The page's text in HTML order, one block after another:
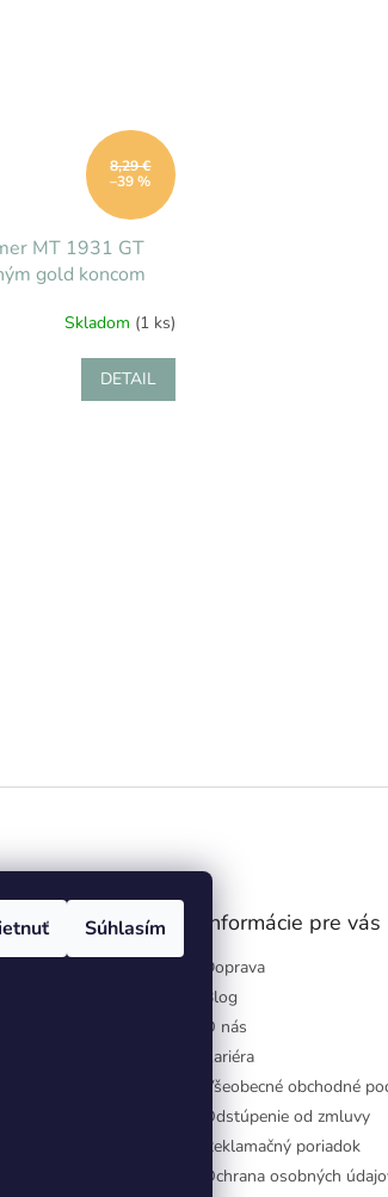
Súhlasím
8,29 €
–39 %
MT 1931 GT
gold koncom
Skladom (1 ks)
DETAIL
ý
Informácie pre vás
Doprava
Blog
O nás
Kariéra
Všeobecné obchodné
Odstúpenie od zmluvy
Reklamačný poriadok
Ochrana osobných